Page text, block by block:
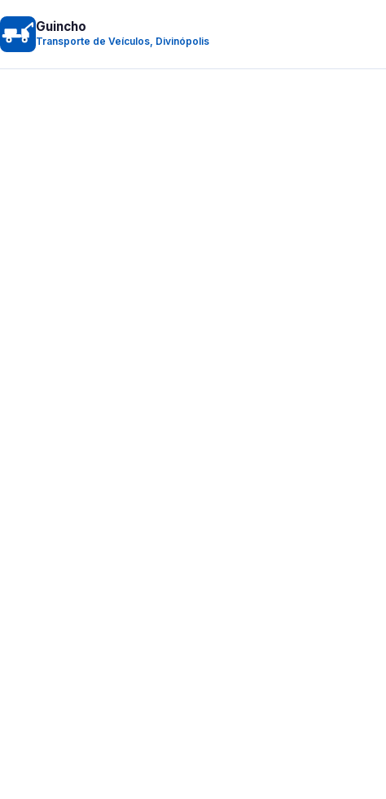
Guincho
Transporte de Veículos, Divinópolis